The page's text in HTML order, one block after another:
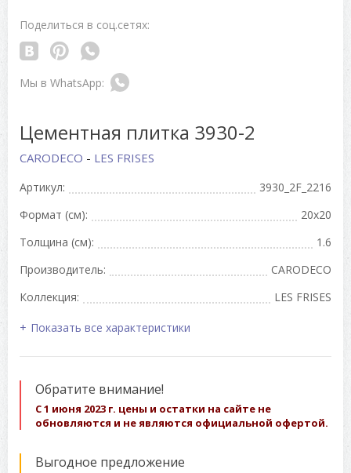
Поделиться в соц.сетях:
Цементная плитка 3930-2
CARODECO - LES FRISES
Артикул:
3930_2F_2216
Формат (см):
20x20
Толщина (см):
1.6
Производитель:
CARODECO
Коллекция:
LES FRISES
Показать все характеристики
Обратите внимание!
С 1 июня 2023 г. цены и остатки на сайте не
обновляются и не являются официальной офертой.
Выгодное предложение